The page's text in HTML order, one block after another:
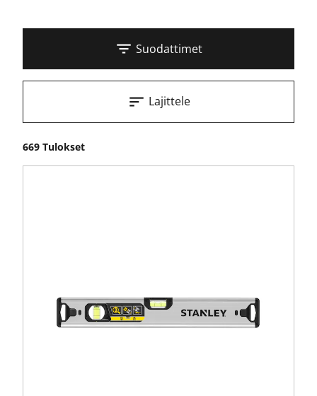
Suodattimet
669 Tulokset
Lajittele